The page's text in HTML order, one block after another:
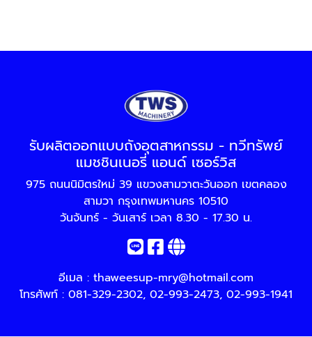
รับผลิตออกแบบถังอุตสาหกรรม - ทวีทรัพย์
แมชชินเนอรี่ แอนด์ เซอร์วิส
975 ถนนนิมิตรใหม่ 39 แขวงสามวาตะวันออก เขตคลอง
สามวา กรุงเทพมหานคร 10510
วันจันทร์ - วันเสาร์ เวลา 8.30 - 17.30 น.
อีเมล : thaweesup-mry@hotmail.com
โทรศัพท์ : 081-329-2302, 02-993-2473, 02-993-1941